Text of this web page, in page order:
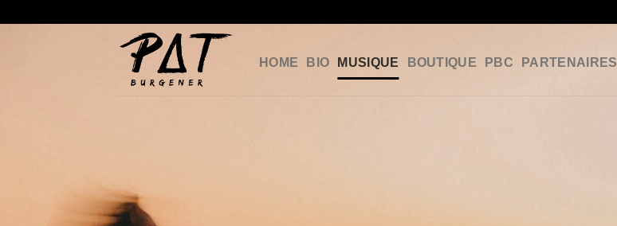
HOME BIO MUSIQUE BOUTIQUE PBC PARTENAIRES